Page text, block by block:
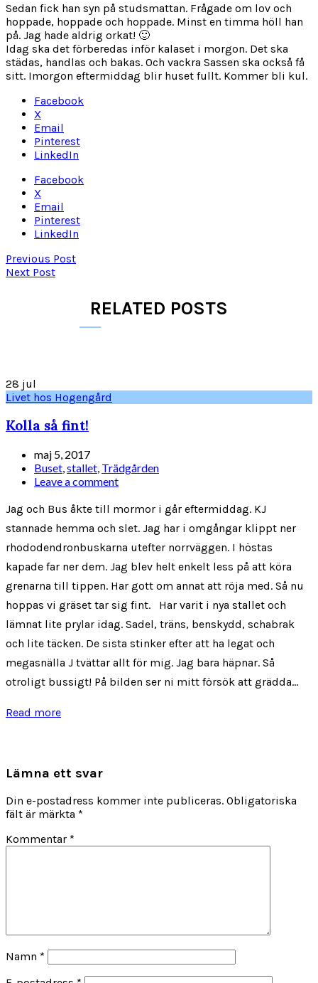
Sedan fick han syn på studsmattan. Frågade om lov och
hoppade, hoppade och hoppade. Minst en timma höll han
på. Jag hade aldrig orkat! 🙂
Idag ska det förberedas inför kalaset i morgon. Det ska
städas, handlas och bakas. Och vackra Sassen ska också få
sitt. Imorgon eftermiddag blir huset fullt. Kommer bli kul.
Facebook
X
Email
Pinterest
LinkedIn
Facebook
X
Email
Pinterest
LinkedIn
Previous Post
Next Post
RELATED POSTS
28 jul
Livet hos Hogengård
Kolla så fint!
maj 5, 2017
Buset,stallet, Trädgården
Leave a comment
Jag och Bus åkte till mormor i går eftermiddag. KJ
stannade hemma och slet. Jag har i omgångar klippt ner
rhododendronbuskarna utefter norrväggen. I höstas
kapade far ner dem. Jag blev helt enkelt less på att köra
grenarna till tippen. Har gott om annat att röja med. Så nu
hoppas vi gräset tar sig fint. Har varit i nya stallet och
lämnat lite prylar idag. Sadel, träns, benskydd, schabrak
och lite täcken. De sista stinker efter att ha legat och
megasnälla J tvättar allt för mig. Jag bara häpnar. Så
otroligt bussigt! På bilden ser ni mitt försök att grädda...
Read more
Lämna ett svar
Din e-postadress kommer inte publiceras. Obligatoriska
fält är märkta *
Kommentar *
Namn *